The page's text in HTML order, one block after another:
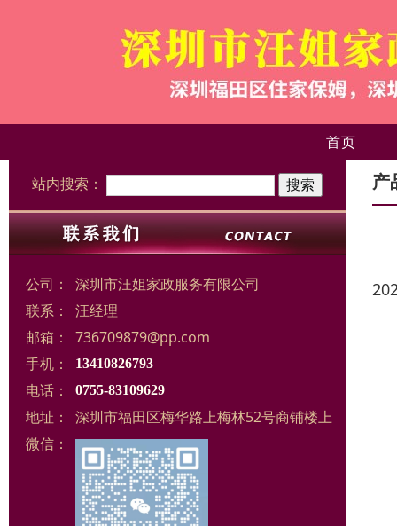
首页
站内搜索：
公司：
深圳市汪姐家政服务有限公司
联系：
汪经理
邮箱：
736709879@pp.com
手机：
13410826793
电话： 0755-83109629
地址：
深圳市福田区梅华路上梅林52号商铺楼上
微信：
产